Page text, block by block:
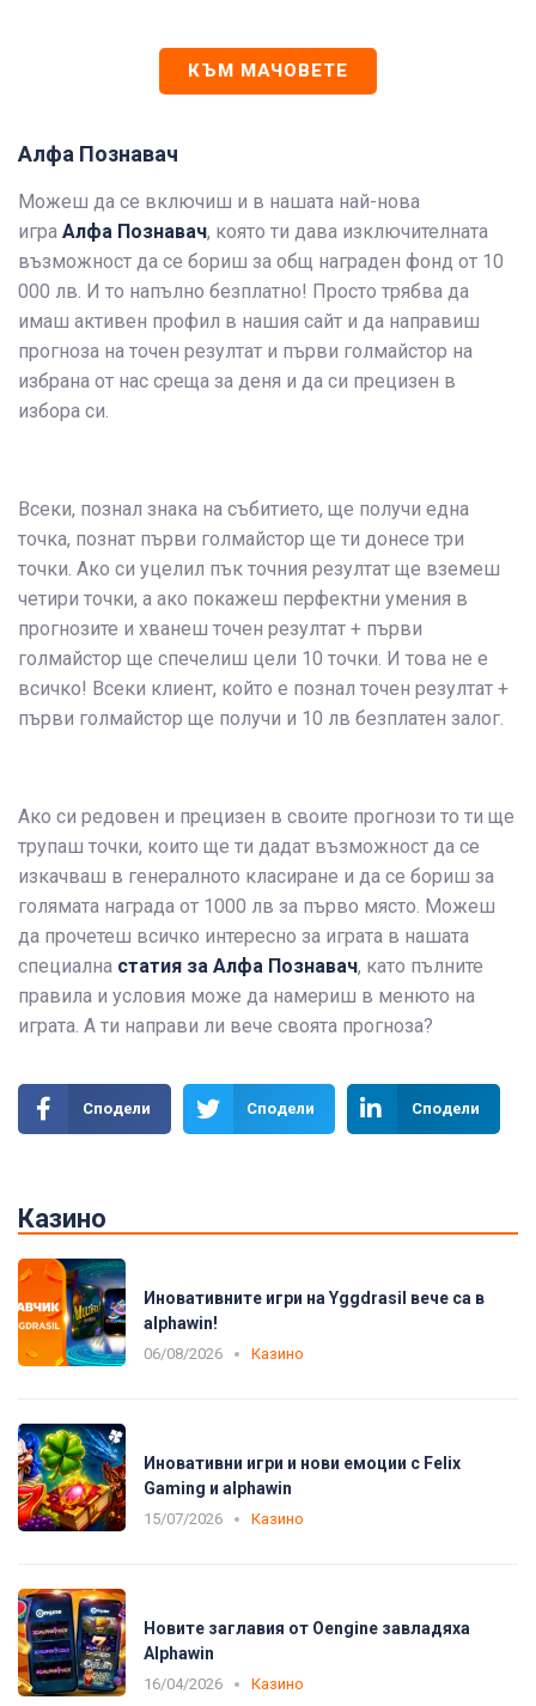
КЪМ МАЧОВЕТЕ
Алфа Познавач
Можеш да се включиш и в нашата най-нова
игра Алфа Познавач, която ти дава изключителната
възможност да се бориш за общ награден фонд от 10
000 лв. И то напълно безплатно! Просто трябва да
имаш активен профил в нашия сайт и да направиш
прогноза на точен резултат и първи голмайстор на
избрана от нас среща за деня и да си прецизен в
избора си.
Всеки, познал знака на събитието, ще получи една
точка, познат първи голмайстор ще ти донесе три
точки. Ако си уцелил пък точния резултат ще вземеш
четири точки, а ако покажеш перфектни умения в
прогнозите и хванеш точен резултат + първи
голмайстор ще спечелиш цели 10 точки. И това не е
всичко! Всеки клиент, който е познал точен резултат +
първи голмайстор ще получи и 10 лв безплатен залог.
Ако си редовен и прецизен в своите прогнози то ти ще
трупаш точки, които ще ти дадат възможност да се
изкачваш в генералното класиране и да се бориш за
голямата награда от 1000 лв за първо място. Можеш
да прочетеш всичко интересно за играта в нашата
специална статия за Алфа Познавач, като пълните
правила и условия може да намериш в менюто на
играта. А ти направи ли вече своята прогноза?
Сподели Сподели Сподели
Казино
Иновативните игри на Yggdrasil вече са в
alphawin!
06/08/2026 Казино
Иновативни игри и нови емоции с Felix
Gaming и alphawin
15/07/2026 Казино
Новите заглавия от Oengine завладяха
Alphawin
16/04/2026 Казино